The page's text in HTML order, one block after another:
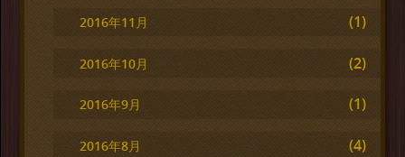
2016年11月 (1)
2016年10月 (2)
2016年9月 (1)
2016年8月 (4)